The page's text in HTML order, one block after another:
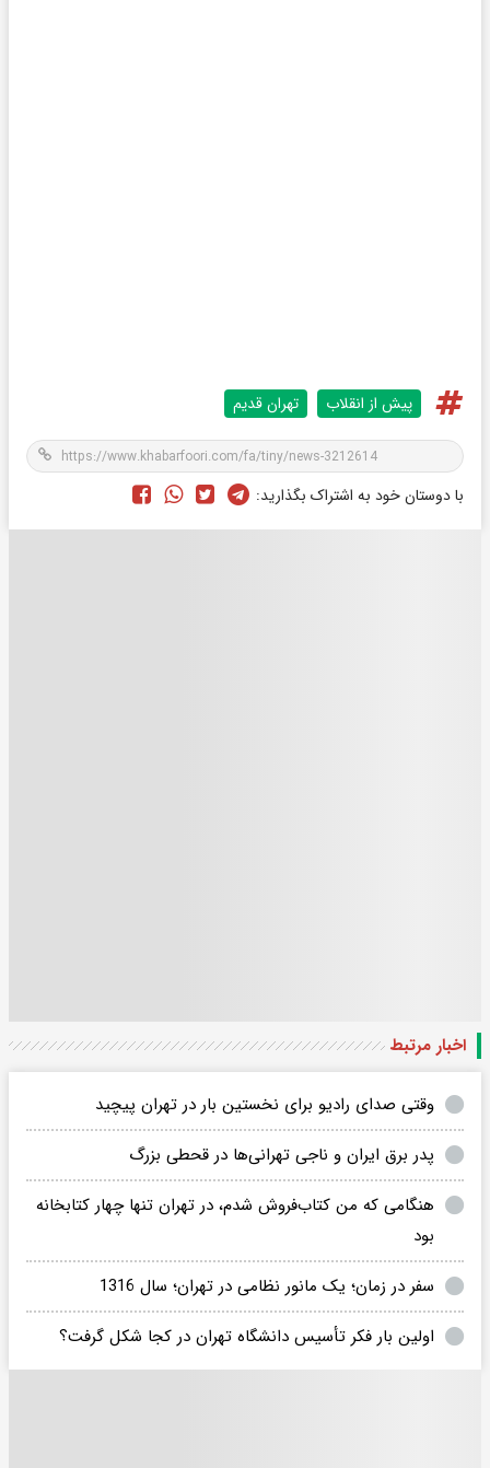
پیش از انقلاب تهران قدیم
با دوستان خود به اشتراک بگذارید:
اخبار مرتبط
وقتی صدای رادیو برای نخستین بار در تهران پیچید
پدر برق ایران و ناجی تهرانی‌ها در قحطی بزرگ
هنگامی که من کتاب‌فروش شدم، در تهران تنها چهار کتابخانه
بود
سفر در زمان؛ یک مانور نظامی در تهران؛ سال 1316
اولین بار فکر تأسیس دانشگاه تهران در کجا شکل گرفت؟